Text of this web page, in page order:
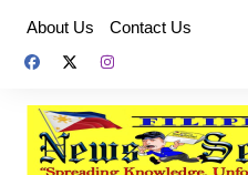
content
About Us Contact Us